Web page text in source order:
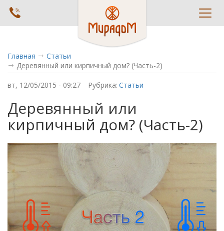
Главная
Статьи
Деревянный или кирпичный дом? (Часть-2)
вт, 12/05/2015 - 09:27 Рубрика: Статьи
Деревянный или
кирпичный дом? (Часть-2)